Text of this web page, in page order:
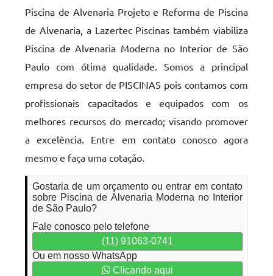
Piscina de Alvenaria Projeto e Reforma de Piscina
de Alvenaria, a Lazertec Piscinas também viabiliza
Piscina de Alvenaria Moderna no Interior de São
Paulo com ótima qualidade. Somos a principal
empresa do setor de PISCINAS pois contamos com
profissionais capacitados e equipados com os
melhores recursos do mercado; visando promover
a excelência. Entre em contato conosco agora
mesmo e faça uma cotação.
Gostaria de um orçamento ou entrar em contato
sobre Piscina de Alvenaria Moderna no Interior
de São Paulo?
Fale conosco pelo telefone
(11) 91063-0741
Ou em nosso WhatsApp
Clicando aqui